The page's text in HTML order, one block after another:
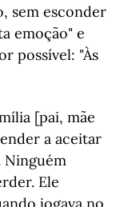
sem esconder
emoção" e
possível: "Às
[pai, mãe
a aceitar
Ninguém
Ele